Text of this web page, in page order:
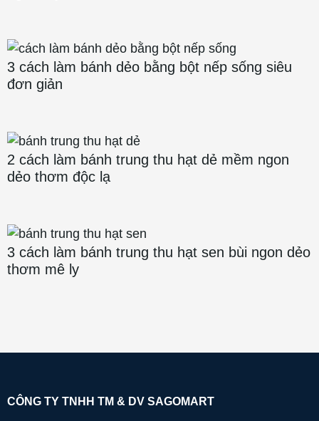
3 cách làm bánh dẻo bằng bột nếp sống siêu
đơn giản
2 cách làm bánh trung thu hạt dẻ mềm ngon
dẻo thơm độc lạ
3 cách làm bánh trung thu hạt sen bùi ngon dẻo
thơm mê ly
CÔNG TY TNHH TM & DV SAGOMART